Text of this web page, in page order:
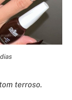
terroso.